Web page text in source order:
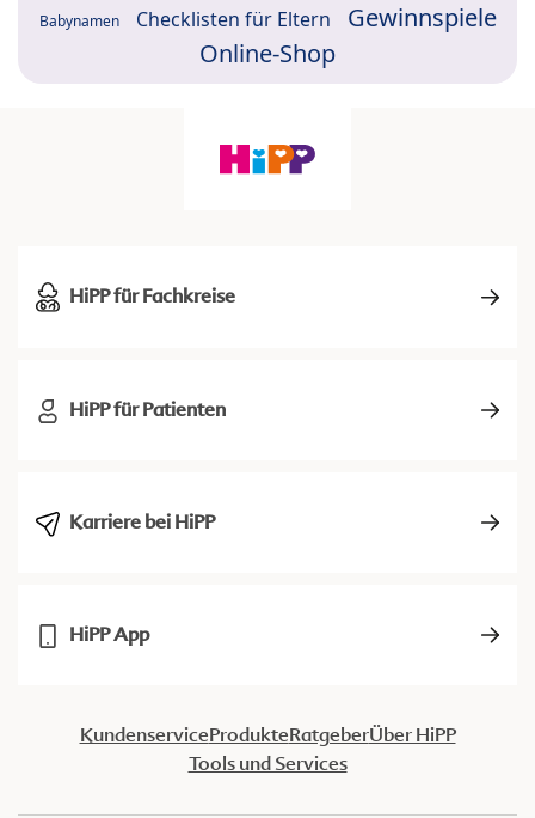
Babynamen Checklisten für Eltern
Gewinnspiele
Online-Shop
HiPP für Fachkreise
HiPP für Patienten
Karriere bei HiPP
HiPP App
KundenserviceProdukteRatgeberÜber HiPP
Tools und Services